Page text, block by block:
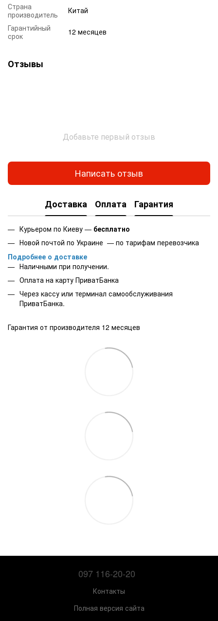
Страна
производитель
Китай
Гарантийный
срок
12 месяцев
Отзывы
Добавьте первый отзыв
Написать отзыв
Доставка Оплата Гарантия
Курьером по Киеву — бесплатно
Новой почтой по Украине — по тарифам перевозчика
Подробнее о доставке
Наличными при получении.
Оплата на карту ПриватБанка
Через кассу или терминал самообслуживания
ПриватБанка.
Гарантия от производителя 12 месяцев
097 116-20-20
Контакты
Полная версия сайта